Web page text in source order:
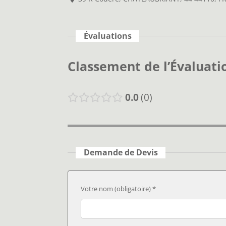
Évaluations
Classement de
0.0 0
Demande de Devis
Votre nom (obligatoire) *